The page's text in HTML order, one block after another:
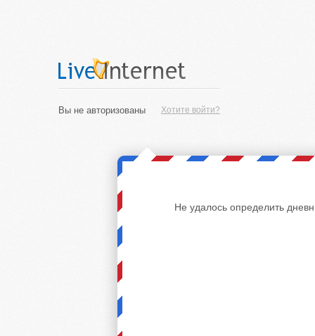
Хотите войти?
Вы не авторизованы
Не удалось определить